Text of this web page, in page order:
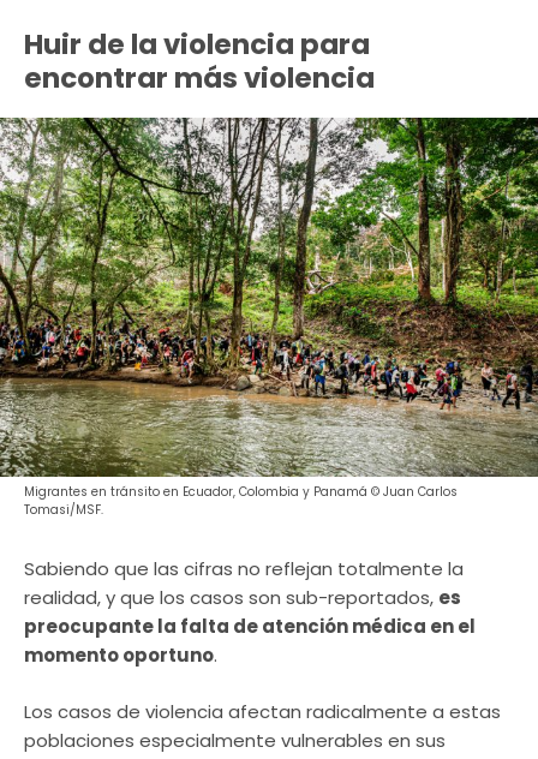
Huir de la violencia para
encontrar más violencia
Migrantes en tránsito en Ecuador, Colombia y Panamá © Juan Carlos
Tomasi/MSF.
Sabiendo que las cifras no reflejan totalmente la
realidad, y que los casos son sub-reportados, es
preocupante la falta de atención médica en el
momento oportuno.
Los casos de violencia afectan radicalmente a estas
poblaciones especialmente vulnerables en sus